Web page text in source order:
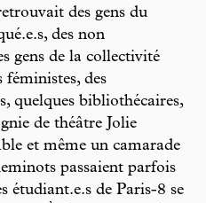
des gens du
des non
gens de la collectivité
des
quelques bibliothécaires,
de théâtre Jolie
et même un camarade
passaient parfois
étudiant.e.s de Paris-8 se